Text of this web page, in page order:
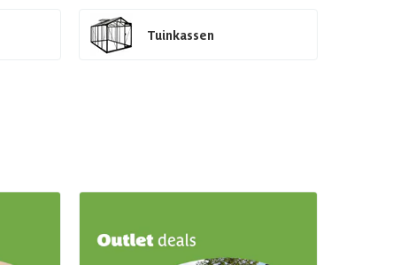
Tuinkassen